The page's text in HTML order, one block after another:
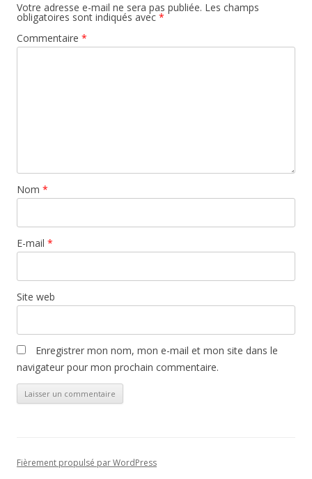
Votre adresse e-mail ne sera pas publiée. Les champs
obligatoires sont indiqués avec *
Commentaire *
Nom *
E-mail *
Site web
Enregistrer mon nom, mon e-mail et mon site dans le
navigateur pour mon prochain commentaire.
Fièrement propulsé par WordPress